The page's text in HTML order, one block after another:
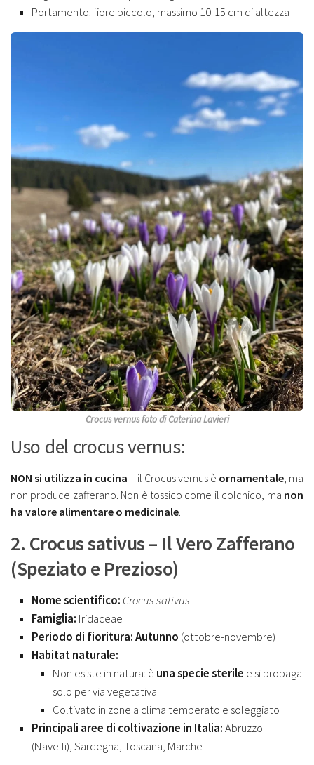
Portamento: fiore piccolo, massimo 10-15 cm di altezza
Crocus vernus foto di Caterina Lavieri
Uso del crocus vernus:
NON si utilizza in cucina – il Crocus vernus è ornamentale , ma
non produce zafferano. Non è tossico come il colchico, ma non
ha valore alimentare o medicinale
2. Crocus sativus – Il Vero Zafferano
(Speziato e Prezioso)
Nome scientifico: Crocus sativus
Famiglia: Iridaceae
Periodo di fioritura:Autunno (ottobre-novembre)
Habitat naturale:
Non esiste in natura: è una specie sterile e si propaga
solo per via vegetativa
Coltivato in zone a clima temperato e soleggiato
Principali aree di coltivazione in Italia:Abruzzo
(Navelli), Sardegna, Toscana, Marche